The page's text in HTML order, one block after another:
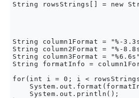
String rowsStrings[] = new
String column1Format =
String column2Format =
String column3Format =
String formatInfo =
for(int i = 0; i <
    System.out.println();